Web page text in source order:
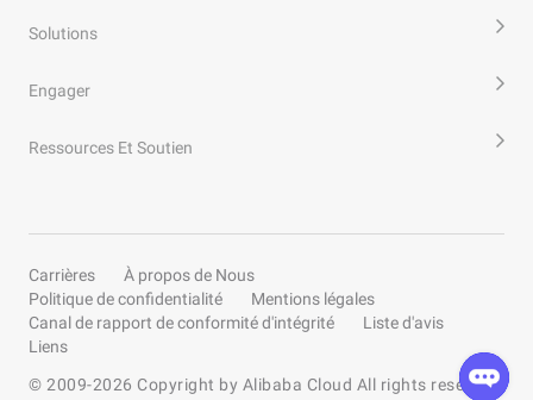
Solutions
Engager
Ressources Et Soutien
Carrières
À propos de Nous
Politique de confidentialité
Mentions légales
Canal de rapport de conformité d'intégrité
Liste d'avis
Liens
© 2009-2026 Copyright by Alibaba Cloud All rights reserved